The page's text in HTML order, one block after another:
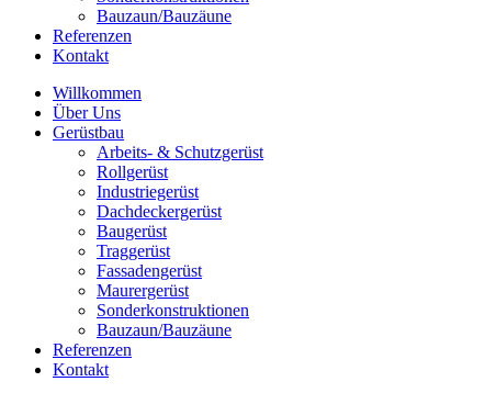
Bauzaun/Bauzäune
Referenzen
Kontakt
Willkommen
Über Uns
Gerüstbau
Arbeits- & Schutzgerüst
Rollgerüst
Industriegerüst
Dachdeckergerüst
Baugerüst
Traggerüst
Fassadengerüst
Maurergerüst
Sonderkonstruktionen
Bauzaun/Bauzäune
Referenzen
Kontakt